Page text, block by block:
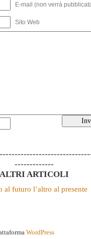
E-mail (non verrà
Sito Web
-------------
ALTRI ARTICOLI
futuro l’altro al presente
WordPress